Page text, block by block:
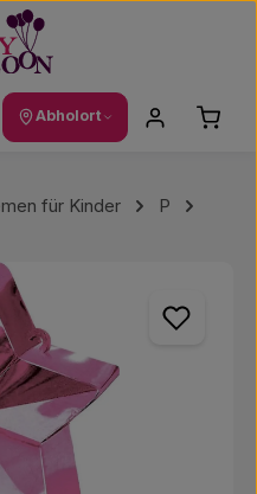
Abholort
für Kinder
P